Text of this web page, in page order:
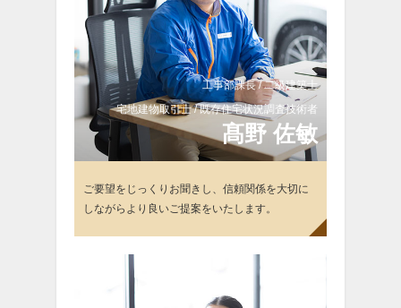
工事部課長 / 二級建築士
宅地建物取引士 / 既存住宅状況調査技術者
髙野 佐敏
ご要望をじっくりお聞きし、信頼関係を大切に
しながらより良いご提案をいたします。